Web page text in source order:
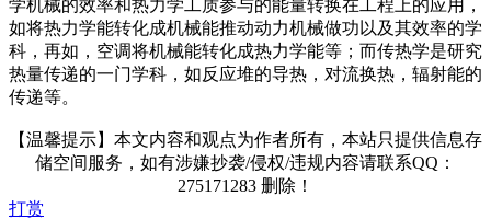
学机械的效率和热力学工质参与的能量转换在工程上的应用，
如将热力学能转化成机械能推动动力机械做功以及其效率的学
科，再如，空调将机械能转化成热力学能等；而传热学是研究
热量传递的一门学科，如反应堆的导热，对流换热，辐射能的
传递等。
【温馨提示】本文内容和观点为作者所有，本站只提供信息存
储空间服务，如有涉嫌抄袭/侵权/违规内容请联系QQ：
275171283 删除！
打赏